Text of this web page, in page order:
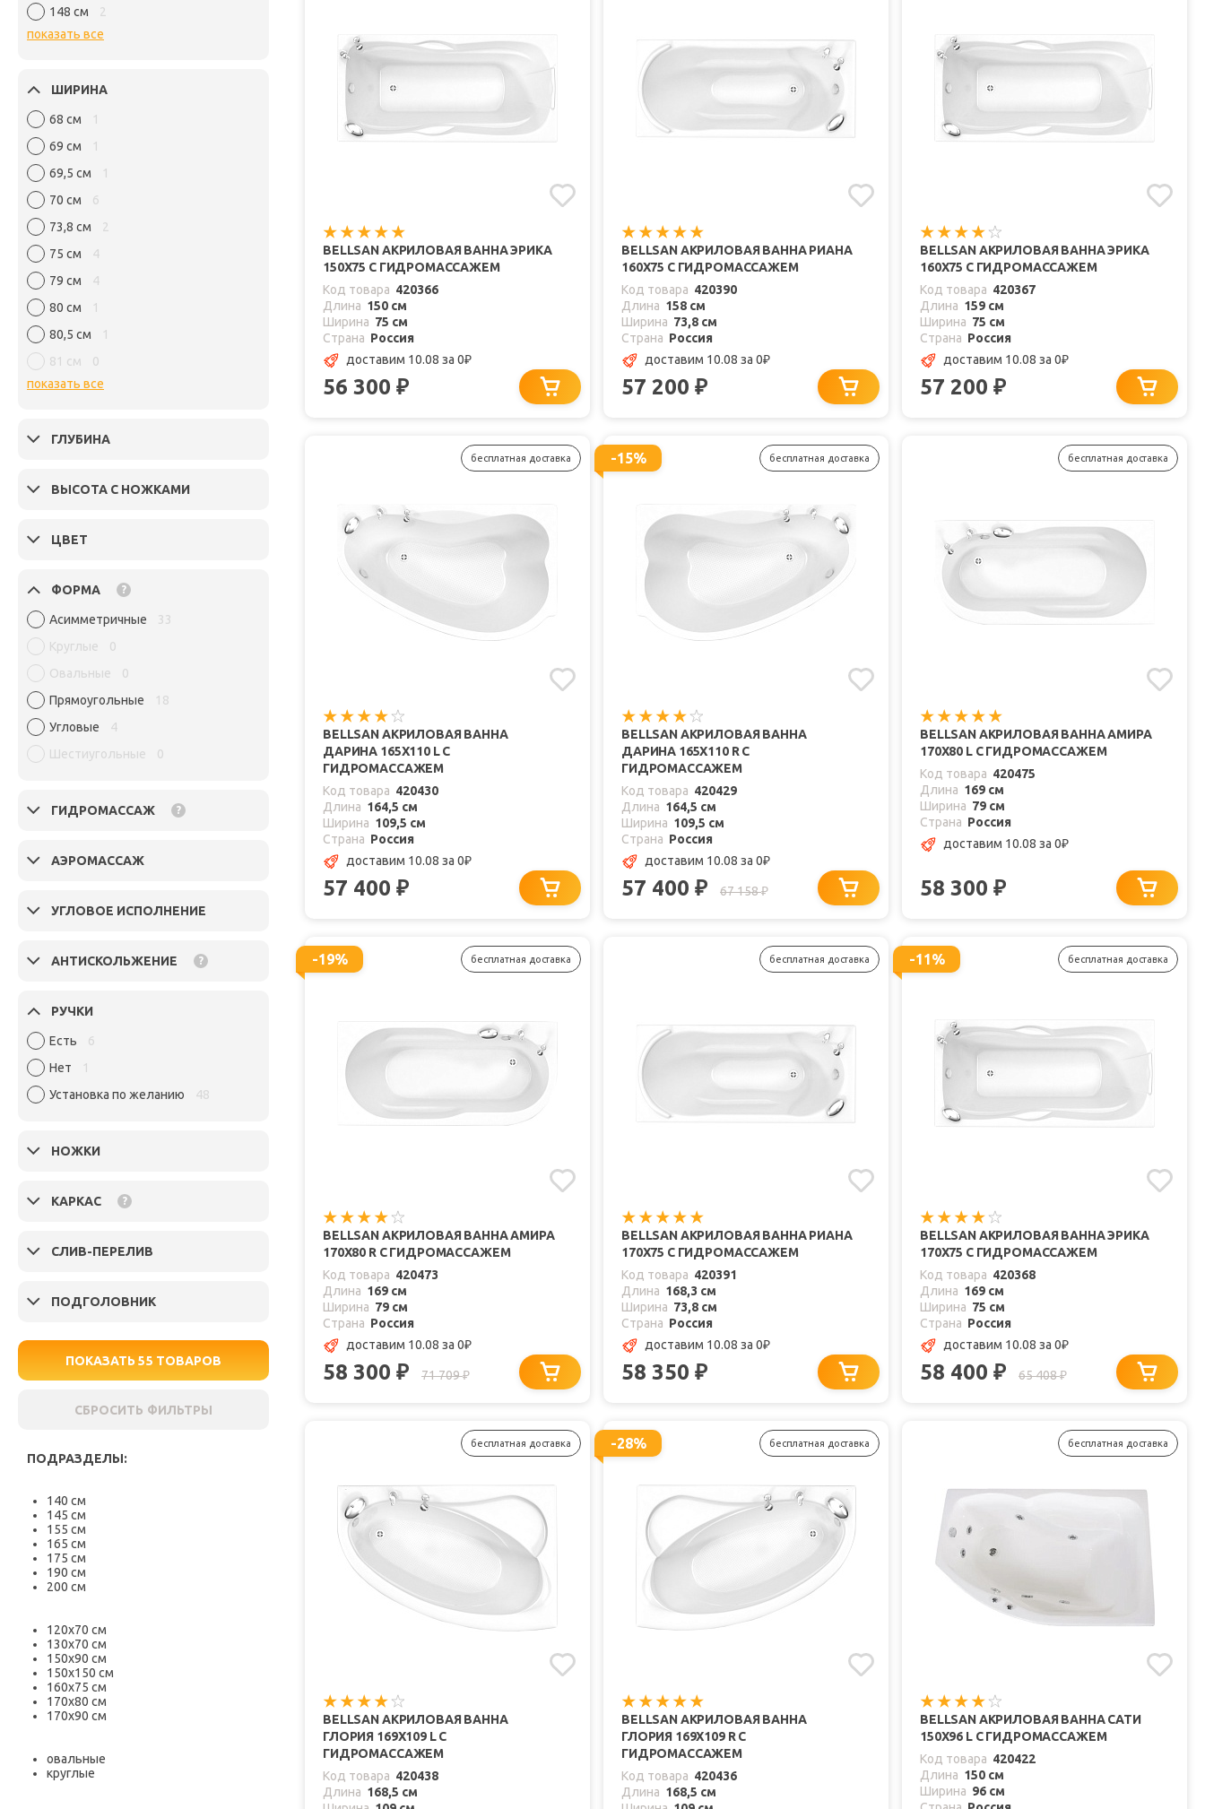
148 см
2
показать все
ШИРИНА
68 см
1
69 см
1
69,5 см
1
70 см
6
73,8 см
2
75 см
4
79 см
4
80 см
1
80,5 см
1
81 см
0
показать все
ГЛУБИНА
ВЫСОТА С НОЖКАМИ
ЦВЕТ
ФОРМА ?
Асимметричные
33
Круглые
0
Овальные
0
Прямоугольные
18
Угловые
4
Шестиугольные
0
ГИДРОМАССАЖ ?
АЭРОМАССАЖ
УГЛОВОЕ ИСПОЛНЕНИЕ
АНТИСКОЛЬЖЕНИЕ ?
РУЧКИ
Есть
6
Нет
1
Установка по желанию
48
НОЖКИ
КАРКАС ?
СЛИВ-ПЕРЕЛИВ
ПОДГОЛОВНИК
ПОКАЗАТЬ55 ТОВАРОВ
СБРОСИТЬ ФИЛЬТРЫ
ПОДРАЗДЕЛЫ:
140 см
145 см
155 см
165 см
175 см
190 см
200 см
120х70 см
130х70 см
150х90 см
150х150 см
160х75 см
170х80 см
170х90 см
овальные
круглые
BELLSAN АКРИЛОВАЯ ВАННА ЭРИКА
150X75 С ГИДРОМАССАЖЕМ
Код товара 420366
Длина 150 см
Ширина 75 см
Страна Россия
доставим 10.08 за 0₽
56 300 ₽
BELLSAN АКРИЛОВАЯ ВАННА РИАНА
160X75 С ГИДРОМАССАЖЕМ
Код товара 420390
Длина 158 см
Ширина 73,8 см
Страна Россия
доставим 10.08 за 0₽
57 200 ₽
BELLSAN АКРИЛОВАЯ ВАННА ЭРИКА
160X75 С ГИДРОМАССАЖЕМ
Код товара 420367
Длина 159 см
Ширина 75 см
Страна Россия
доставим 10.08 за 0₽
57 200 ₽
бесплатная доставка
BELLSAN АКРИЛОВАЯ ВАННА
ДАРИНА 165X110 L С
ГИДРОМАССАЖЕМ
Код товара 420430
Длина 164,5 см
Ширина 109,5 см
Страна Россия
доставим 10.08 за 0₽
57 400 ₽
-15% бесплатная доставка
BELLSAN АКРИЛОВАЯ ВАННА
ДАРИНА 165X110 R С
ГИДРОМАССАЖЕМ
Код товара 420429
Длина 164,5 см
Ширина 109,5 см
Страна Россия
доставим 10.08 за 0₽
57 400 ₽ 67 158₽
бесплатная доставка
BELLSAN АКРИЛОВАЯ ВАННА АМИРА
170X80 L С ГИДРОМАССАЖЕМ
Код товара 420475
Длина 169 см
Ширина 79 см
Страна Россия
доставим 10.08 за 0₽
58 300 ₽
-19% бесплатная доставка
BELLSAN АКРИЛОВАЯ ВАННА АМИРА
170X80 R С ГИДРОМАССАЖЕМ
Код товара 420473
Длина 169 см
Ширина 79 см
Страна Россия
доставим 10.08 за 0₽
58 300 ₽ 71 709₽
бесплатная доставка
BELLSAN АКРИЛОВАЯ ВАННА РИАНА
170X75 С ГИДРОМАССАЖЕМ
Код товара 420391
Длина 168,3 см
Ширина 73,8 см
Страна Россия
доставим 10.08 за 0₽
58 350 ₽
-11% бесплатная доставка
BELLSAN АКРИЛОВАЯ ВАННА ЭРИКА
170X75 С ГИДРОМАССАЖЕМ
Код товара 420368
Длина 169 см
Ширина 75 см
Страна Россия
доставим 10.08 за 0₽
58 400 ₽ 65 408₽
бесплатная доставка
BELLSAN АКРИЛОВАЯ ВАННА
ГЛОРИЯ 169X109 L С
ГИДРОМАССАЖЕМ
Код товара 420438
Длина 168,5 см
-28% бесплатная доставка
BELLSAN АКРИЛОВАЯ ВАННА
ГЛОРИЯ 169X109 R С
ГИДРОМАССАЖЕМ
Код товара 420436
Длина 168,5 см
бесплатная доставка
BELLSAN АКРИЛОВАЯ ВАННА САТИ
150X96 L С ГИДРОМАССАЖЕМ
Код товара 420422
Длина 150 см
Ширина 96 см